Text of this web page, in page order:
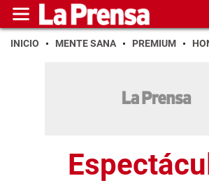
INICIO MENTE SANA PREMIUM